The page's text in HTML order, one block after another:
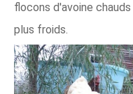
flocons d'avoine
plus froids.